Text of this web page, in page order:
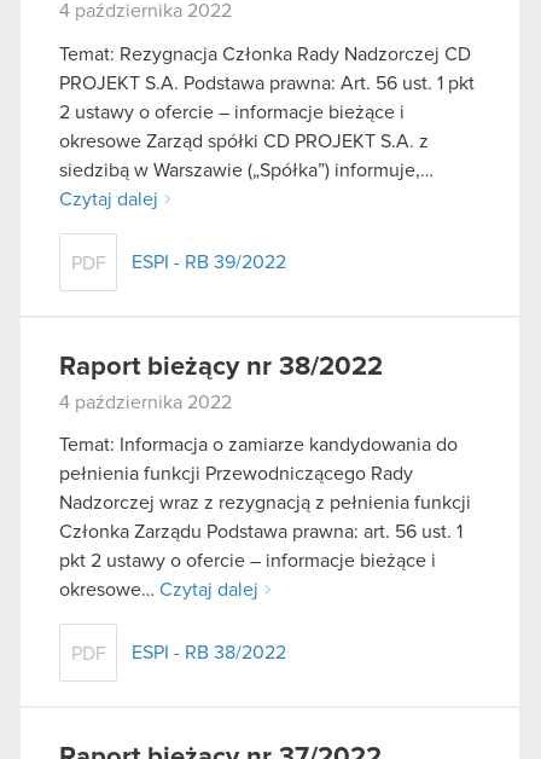
4 października 2022
Temat: Rezygnacja Członka Rady Nadzorczej CD
PROJEKT S.A. Podstawa prawna: Art. 56 ust. 1 pkt
2 ustawy o ofercie – informacje bieżące i
okresowe Zarząd spółki CD PROJEKT S.A. z
siedzibą w Warszawie („Spółka”) informuje,…
Czytaj dalej
PDF ESPI - RB 39/2022
Raport bieżący nr 38/2022
4 października 2022
Temat: Informacja o zamiarze kandydowania do
pełnienia funkcji Przewodniczącego Rady
Nadzorczej wraz z rezygnacją z pełnienia funkcji
Członka Zarządu Podstawa prawna: art. 56 ust. 1
pkt 2 ustawy o ofercie – informacje bieżące i
okresowe… Czytaj dalej
PDF ESPI - RB 38/2022